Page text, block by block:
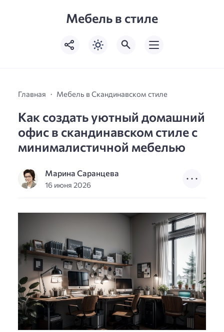
Мебель в стиле
Главная Мебель в Скандинавском стиле
Как создать уютный домашний
офис в скандинавском стиле с
минималистичной мебелью
Марина Саранцева
16 июня 2026